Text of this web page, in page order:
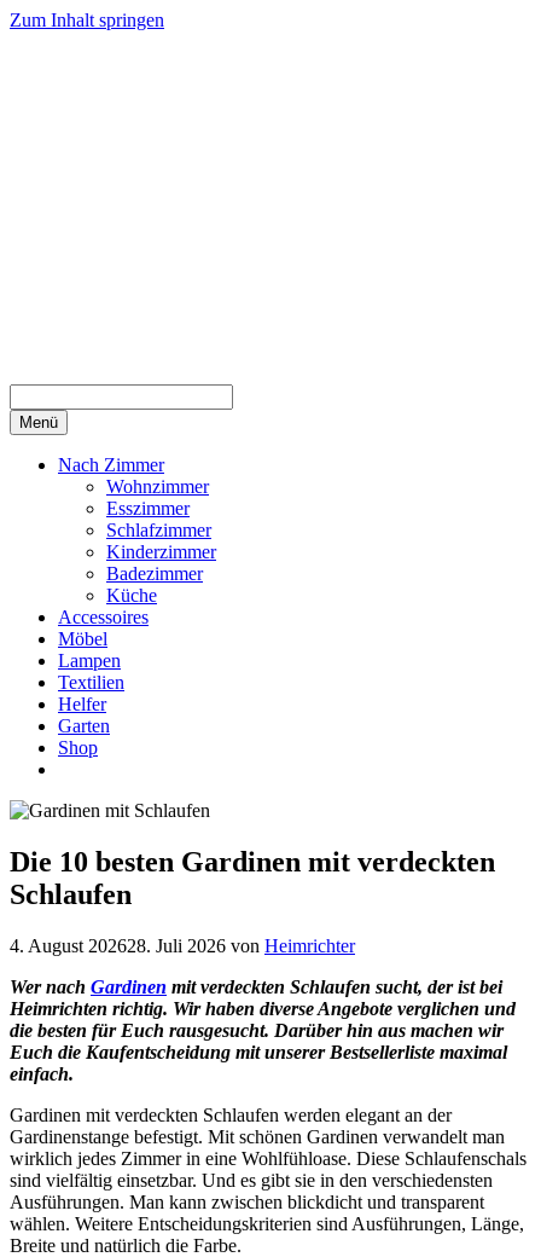
Zum Inhalt springen
Menü
Nach Zimmer
Wohnzimmer
Esszimmer
Schlafzimmer
Kinderzimmer
Badezimmer
Küche
Accessoires
Möbel
Lampen
Textilien
Helfer
Garten
Shop
Die 10 besten Gardinen mit verdeckten
Schlaufen
4. August 202628. Juli 2026 von Heimrichter
Wer nach Gardinen mit verdeckten Schlaufen sucht, der ist bei
Heimrichten richtig. Wir haben diverse Angebote verglichen und
die besten für Euch rausgesucht. Darüber hin aus machen wir
Euch die Kaufentscheidung mit unserer Bestsellerliste maximal
einfach.
Gardinen mit verdeckten Schlaufen werden elegant an der
Gardinenstange befestigt. Mit schönen Gardinen verwandelt man
wirklich jedes Zimmer in eine Wohlfühloase. Diese Schlaufenschals
sind vielfältig einsetzbar. Und es gibt sie in den verschiedensten
Ausführungen. Man kann zwischen blickdicht und transparent
wählen. Weitere Entscheidungskriterien sind Ausführungen, Länge,
Breite und natürlich die Farbe.